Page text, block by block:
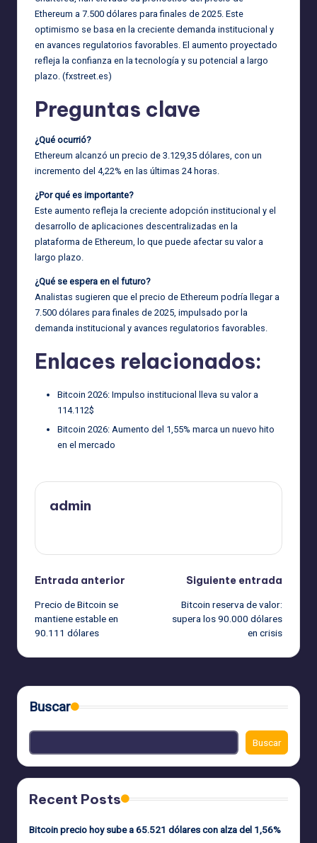
Ethereum a 7.500 dólares para finales de 2025. Este
optimismo se basa en la creciente demanda institucional y
en avances regulatorios favorables. El aumento proyectado
refleja la confianza en la tecnología y su potencial a largo
plazo. (fxstreet.es)
Preguntas clave
¿Qué ocurrió?
Ethereum alcanzó un precio de 3.129,35 dólares, con un
incremento del 4,22% en las últimas 24 horas.
¿Por qué es importante?
Este aumento refleja la creciente adopción institucional y el
desarrollo de aplicaciones descentralizadas en la
plataforma de Ethereum, lo que puede afectar su valor a
largo plazo.
¿Qué se espera en el futuro?
Analistas sugieren que el precio de Ethereum podría llegar a
7.500 dólares para finales de 2025, impulsado por la
demanda institucional y avances regulatorios favorables.
Enlaces relacionados:
Bitcoin 2026: Impulso institucional lleva su valor a
114.112$
Bitcoin 2026: Aumento del 1,55% marca un nuevo hito
en el mercado
admin
Navegación
de
entradas
Entrada anterior
Precio de Bitcoin se
mantiene estable en
90.111 dólares
Siguiente entrada
Bitcoin reserva de valor:
supera los 90.000 dólares
en crisis
Buscar
Buscar
Recent Posts
Bitcoin precio hoy sube a 65.521 dólares con alza del 1,56%